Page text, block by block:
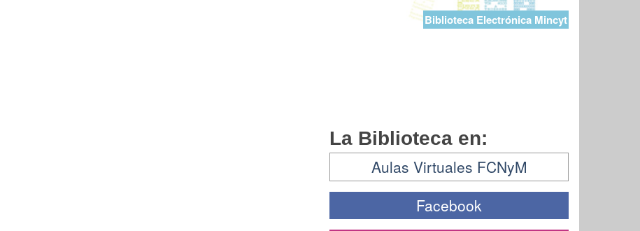
Biblioteca Electrónica Mincyt
La Biblioteca en:
Aulas Virtuales FCNyM
Facebook